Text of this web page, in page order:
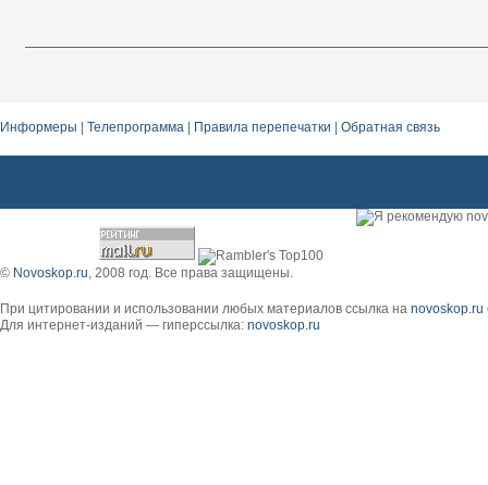
Информеры Телепрограмма Правила перепечатки Обратная связь
© Novoskop.ru, 2008 год. Все права защищены.
При цитировании и использовании любых материалов ссылка на novoskop.ru
Для интернет-изданий — гиперссылка: novoskop.ru